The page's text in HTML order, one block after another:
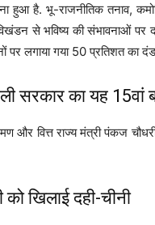
हुआ है. भू-राजनीतिक तनाव,
से भविष्य की संभावनाओं पर
पर लगाया गया 50 प्रतिशत का
सरकार का यह 15वां
और वित्त राज्य मंत्री पंकज
को खिलाई दही-चीनी